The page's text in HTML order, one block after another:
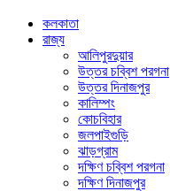
কলকাতা
রাজ্য
আলিপুরদুয়ার
উত্তর চব্বিশ পরগনা
উত্তর দিনাজপুর
কালিম্পং
কোচবিহার
জলপাইগুড়ি
ঝাড়গ্রাম
দক্ষিণ চব্বিশ পরগনা
দক্ষিণ দিনাজপুর